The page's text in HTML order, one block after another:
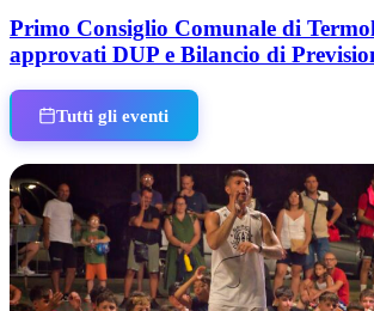
Primo Consiglio Comunale di
approvati DUP e Bilancio di
Tutti gli eventi